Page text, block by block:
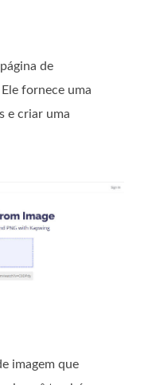
de
fornece uma
e criar uma
imagem que